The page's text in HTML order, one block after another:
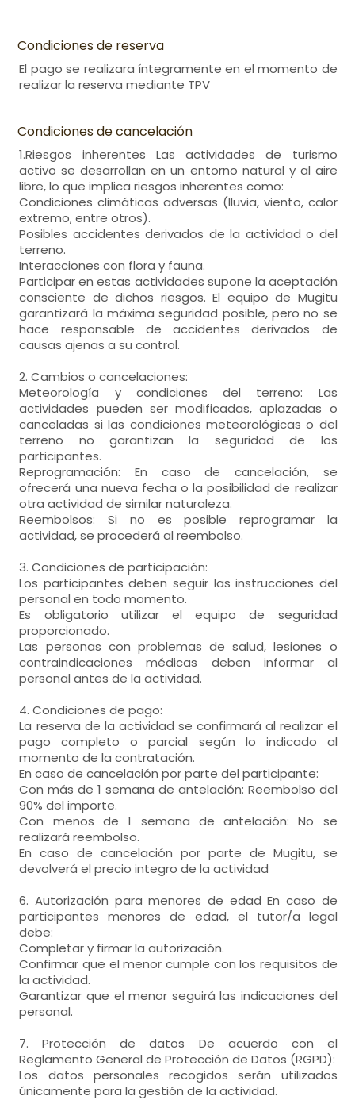
Condiciones de reserva
El pago se realizara íntegramente en el momento de
realizar la reserva mediante TPV
Condiciones de cancelación
1.Riesgos inherentes Las actividades de turismo
activo se desarrollan en un entorno natural y al aire
libre, lo que implica riesgos inherentes como:
Condiciones climáticas adversas (lluvia, viento, calor
extremo, entre otros).
Posibles accidentes derivados de la actividad o del
terreno.
Interacciones con flora y fauna.
Participar en estas actividades supone la aceptación
consciente de dichos riesgos. El equipo de Mugitu
garantizará la máxima seguridad posible, pero no se
hace responsable de accidentes derivados de
causas ajenas a su control.
2. Cambios o cancelaciones:
Meteorología y condiciones del terreno: Las
actividades pueden ser modificadas, aplazadas o
canceladas si las condiciones meteorológicas o del
terreno no garantizan la seguridad de los
participantes.
Reprogramación: En caso de cancelación, se
ofrecerá una nueva fecha o la posibilidad de realizar
otra actividad de similar naturaleza.
Reembolsos: Si no es posible reprogramar la
actividad, se procederá al reembolso.
3. Condiciones de participación:
Los participantes deben seguir las instrucciones del
personal en todo momento.
Es obligatorio utilizar el equipo de seguridad
proporcionado.
Las personas con problemas de salud, lesiones o
contraindicaciones médicas deben informar al
personal antes de la actividad.
4. Condiciones de pago:
La reserva de la actividad se confirmará al realizar el
pago completo o parcial según lo indicado al
momento de la contratación.
En caso de cancelación por parte del participante:
Con más de 1 semana de antelación: Reembolso del
90% del importe.
Con menos de 1 semana de antelación: No se
realizará reembolso.
En caso de cancelación por parte de Mugitu, se
devolverá el precio integro de la actividad
6. Autorización para menores de edad En caso de
participantes menores de edad, el tutor/a legal
debe:
Completar y firmar la autorización.
Confirmar que el menor cumple con los requisitos de
la actividad.
Garantizar que el menor seguirá las indicaciones del
personal.
7. Protección de datos De acuerdo con el
Reglamento General de Protección de Datos (RGPD):
Los datos personales recogidos serán utilizados
únicamente para la gestión de la actividad.